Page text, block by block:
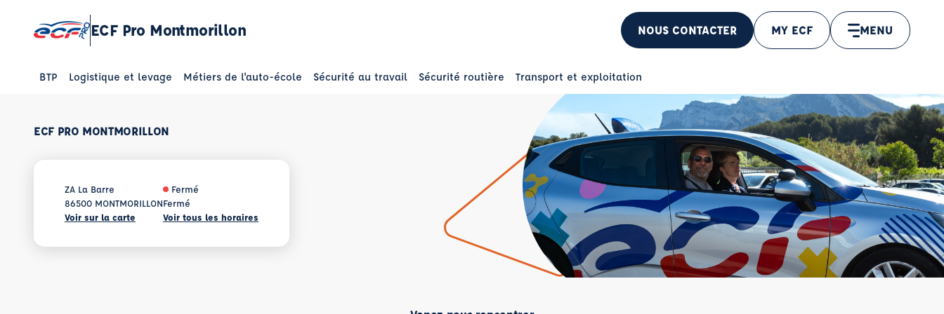
ECF Pro Montmorillon NOUS CONTACTER MY ECF MENU
BTP Logistique et levage Métiers de l'auto-école Sécurité au travail Sécurité routière Transport et exploitation
ECF PRO MONTMORILLON
ZA La Barre
86500 MONTMORILLON
Voir sur la carte
Fermé
Fermé
Voir tous les horaires